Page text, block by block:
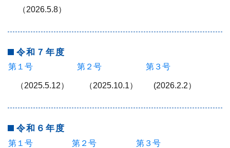
（2026.5.8）
令和７年度
第１号 第２号 第３号
（2025.5.12） （2025.10.1） (2026.2.2）
令和６年度
第１号 第２号 第３号